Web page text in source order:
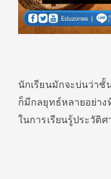
นักเรียนมักจะบ่นว่าชั้
ก็มีกลยุทธ์หลายอย่าง
ในการเรียนรู้ประวัติ